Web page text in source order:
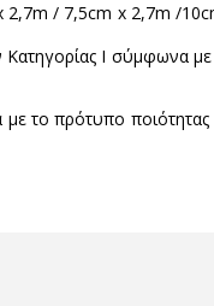
2,7m / 7,5cm x 2,7m /
Κατηγορίας Ι σύμφωνα
το πρότυπο